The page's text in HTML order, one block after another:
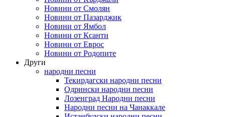
Новини от Смолян
Новини от Пазарджик
Новини от Ямбол
Новини от Ксанти
Новини от Еврос
Новини от Родопите
Други
народни песни
Текирдагски народни песни
Одрински народни песни
Лозенград Народни песни
Народни песни на Чанаккале